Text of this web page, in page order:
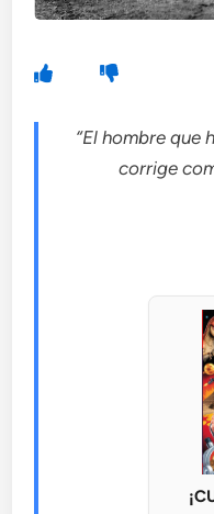
“El hombre que
corrige